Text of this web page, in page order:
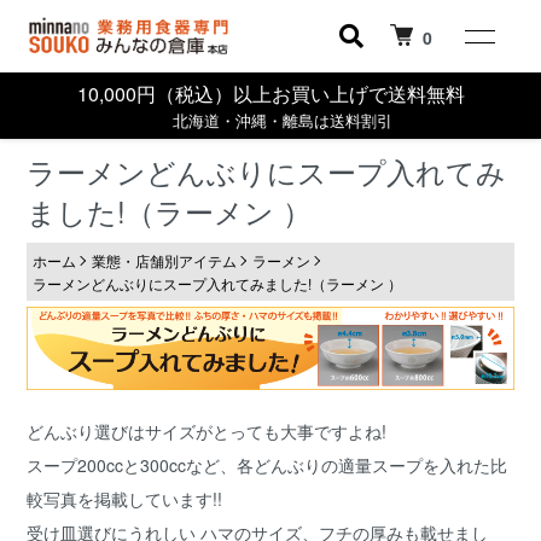
0
10,000円（税込）以上お買い上げで送料無料
北海道・沖縄・離島は送料割引
ラーメンどんぶりにスープ入れてみ
ました!（ラーメン ）
ホーム 業態・店舗別アイテム
ラーメン
ラーメンどんぶりにスープ入れてみました!（ラーメン ）
どんぶり選びはサイズがとっても大事ですよね!
スープ200ccと300ccなど、各どんぶりの適量スープを入れた比
較写真を掲載しています!!
受け皿選びにうれしい ハマのサイズ、フチの厚みも載せまし